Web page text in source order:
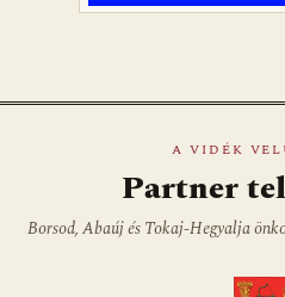
A VIDÉK
Partner
Borsod, Abaúj és Tokaj-Hegyalja